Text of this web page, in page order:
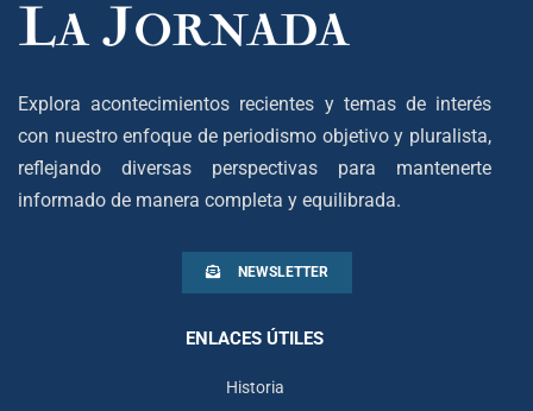
Explora acontecimientos recientes y temas de interés
con nuestro enfoque de periodismo objetivo y pluralista,
reflejando diversas perspectivas para mantenerte
informado de manera completa y equilibrada.
NEWSLETTER
ENLACES ÚTILES
Historia